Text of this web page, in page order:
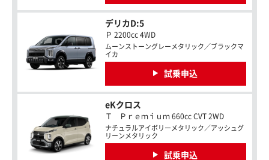
デリカD:5
Ｐ 2200cc 4WD
ムーンストーングレーメタリック／ブラックマ
イカ
試乗申込
eKクロス
Ｔ Ｐｒｅｍｉｕｍ 660cc CVT 2WD
ナチュラルアイボリーメタリック／アッシュグ
リーンメタリック
試乗申込